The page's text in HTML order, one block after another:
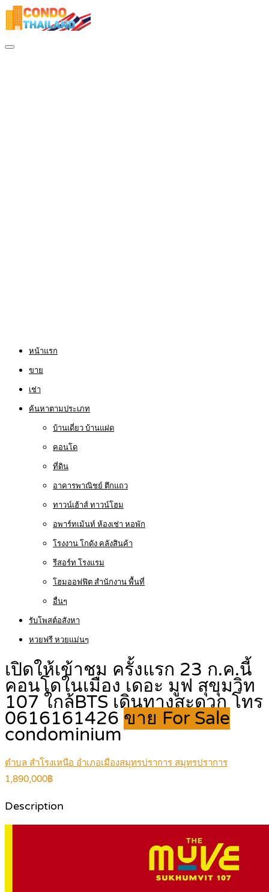
หน้าแรก
ขาย
เช่า
ค้นหาตามประเภท
บ้านเดี่ยว บ้านแฝด
คอนโด
ที่ดิน
อาคารพาณิชย์ ตึกแถว
ทาวน์เฮ้าส์ ทาวน์โฮม
อพาร์ทเม้นท์ ห้องเช่า หอพัก
โรงงาน โกดัง คลังสินค้า
รีสอร์ท โรงแรม
โฮมออฟฟิต สำนักงาน พื้นที่
อื่นๆ
รับโพสต์อสังหา
หวยฟรี หวยแม่นๆ
เปิดให้เข้าชม ครั้งแรก 23 ก.ค.นี้
คอนโดในเมือง เดอะ มูฟ สุขุมวิท
107 ใกล้BTS เดินทางสะดวก โทร
0616161426 ขาย For Sale
condominium
ตำบล สำโรงเหนือ อำเภอเมืองสมุทรปราการ สมุทรปราการ
1,890,000฿
Description